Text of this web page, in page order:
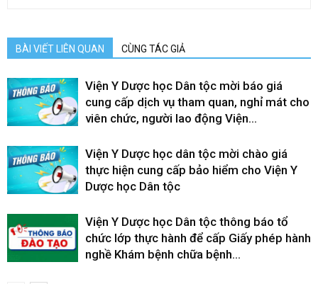
BÀI VIẾT LIÊN QUAN CÙNG TÁC GIẢ
Viện Y Dược học Dân tộc mời báo giá
cung cấp dịch vụ tham quan, nghỉ mát cho
viên chức, người lao động Viện...
Viện Y Dược học dân tộc mời chào giá
thực hiện cung cấp bảo hiểm cho Viện Y
Dược học Dân tộc
Viện Y Dược học Dân tộc thông báo tổ
chức lớp thực hành để cấp Giấy phép hành
nghề Khám bệnh chữa bệnh...